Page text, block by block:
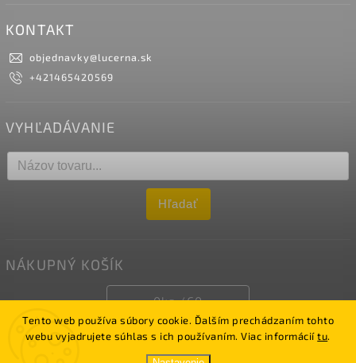
Tento web používa súbory cookie. Ďalším prechádzaním tohto
webu vyjadrujete súhlas s ich používaním. Viac informáciítu.
KONTAKT
objednavky@lucerna.sk
+421465420569
VYHĽADÁVANIE
Hľadať
NÁKUPNÝ KOŠÍK
0ks /€0
LUCERNA. Všetky práva vyhradené.